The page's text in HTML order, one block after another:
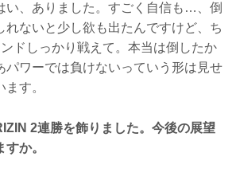
、ありました。すごく自信も…、倒
れないと少し欲も出たんですけど、ち
ドしっかり戦えて。本当は倒したか
パワーでは負けないっていう形は見せ
す。
2連勝を飾りました。今後の展望
か。